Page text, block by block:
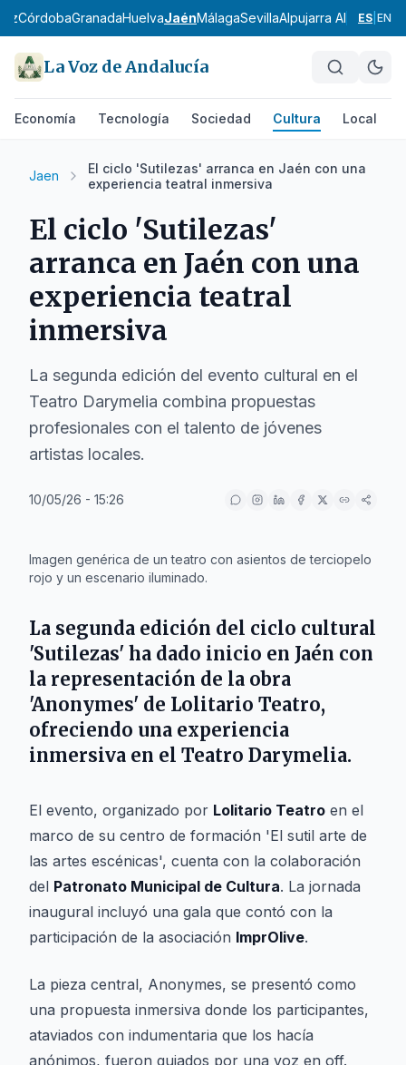
CórdobaGranadaHuelvaJaénMálagaSevillaAlpujarra Almeriense
ES EN
La Voz de Andalucía
Economía Tecnología Sociedad Cultura Local
Jaen
El ciclo 'Sutilezas' arranca en Jaén con una
experiencia teatral inmersiva
El ciclo 'Sutilezas'
arranca en Jaén con una
experiencia teatral
inmersiva
La segunda edición del evento cultural en el
Teatro Darymelia combina propuestas
profesionales con el talento de jóvenes
artistas locales.
10/05/26 - 15:26
Imagen genérica de un teatro con asientos de terciopelo
rojo y un escenario iluminado.
La segunda edición del ciclo cultural
'Sutilezas' ha dado inicio en Jaén con
la representación de la obra
'Anonymes' de Lolitario Teatro,
ofreciendo una experiencia
inmersiva en el Teatro Darymelia.
El evento, organizado por Lolitario Teatro en el
marco de su centro de formación 'El sutil arte de
las artes escénicas', cuenta con la colaboración
del Patronato Municipal de Cultura. La jornada
inaugural incluyó una gala que contó con la
participación de la asociación ImprOlive.
La pieza central, Anonymes, se presentó como
una propuesta inmersiva donde los participantes,
ataviados con indumentaria que los hacía
anónimos, fueron guiados por una voz en off.